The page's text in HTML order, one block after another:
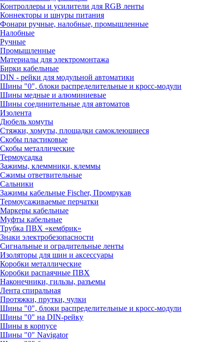
Контроллеры и усилители для RGB ленты
Коннекторы и шнуры питания
Фонари ручные, налобные, промышленные
Налобные
Ручные
Промышленные
Материалы для электромонтажа
Бирки кабельные
DIN - рейки для модульной автоматики
Шины "0", блоки распределительные и кросс-модули
Шины медные и алюминиевые
Шины соединительные для автоматов
Изолента
Дюбель хомуты
Стяжки, хомуты, площадки самоклеющиеся
Скобы пластиковые
Скобы металлические
Термоусадка
Зажимы, клеммники, клеммы
Сжимы ответвительные
Сальники
Зажимы кабельные Fischer, Промрукав
Термоусаживаемые перчатки
Маркеры кабельные
Муфты кабельные
Трубка ПВХ «кембрик»
Знаки электробезопасности
Сигнальные и оградительные ленты
Изоляторы для шин и аксессуары
Коробки металлические
Коробки распаячные ПВХ
Наконечники, гильзы, разъемы
Лента спиральная
Протяжки, прутки, чулки
Шины "0", блоки распределительные и кросс-модули
Шины "0" на DIN-рейку
Шины в корпусе
Шины "0" Navigator